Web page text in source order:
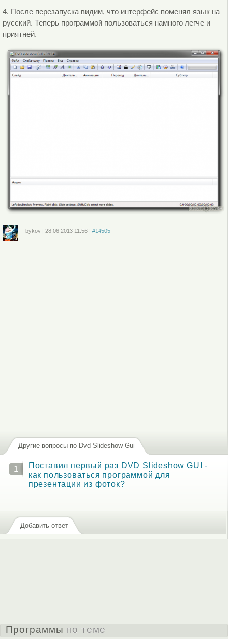
4. После перезапуска видим, что интерфейс поменял язык на
русский. Теперь программой пользоваться намного легче и
приятней.
bykov| 28.06.2013 11:56| #14505
Другие вопросы по Dvd Slideshow Gui
1
Поставил первый раз DVD Slideshow GUI -
как пользоваться программой для
презентации из фоток?
Добавить ответ
Программы по теме